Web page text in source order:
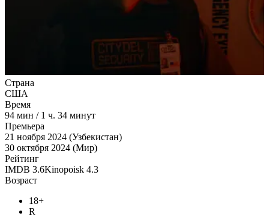
Страна
США
Время
94 мин / 1 ч. 34 минут
Премьера
21 ноября 2024 (Узбекистан)
30 октября 2024 (Мир)
Рейтинг
IMDB 3.6Kinopoisk 4.3
Возраст
18+
R